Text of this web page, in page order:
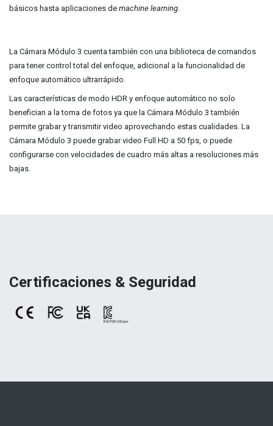
básicos hasta aplicaciones de machine learning.
La Cámara Módulo 3 cuenta también con una biblioteca de comandos
para tener control total del enfoque, adicional a la funcionalidad de
enfoque automático ultrarrápido.
Las características de modo HDR y enfoque automático no solo
benefician a la toma de fotos ya que la Cámara Módulo 3 también
permite grabar y transmitir video aprovechando estas cualidades. La
Cámara Módulo 3 puede grabar video Full HD a 50 fps, o puede
configurarse con velocidades de cuadro más altas a resoluciones más
bajas.
Certificaciones & Seguridad